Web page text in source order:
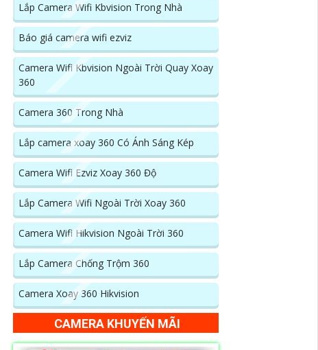
Lắp Camera Wifi Kbvision Trong Nhà
Báo giá camera wifi ezviz
Camera Wifi Kbvision Ngoài Trời Quay Xoay
360
Camera 360 Trong Nhà
Lắp camera xoay 360 Có Ánh Sáng Kép
Camera Wifi Ezviz Xoay 360 Độ
Lắp Camera Wifi Ngoài Trời Xoay 360
Camera Wifi Hikvision Ngoài Trời 360
Lắp Camera Chống Trộm 360
Camera Xoay 360 Hikvision
CAMERA KHUYẾN MÃI